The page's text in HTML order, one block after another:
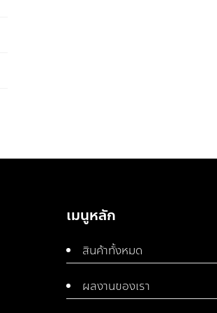
เมนูหลัก
สินค้าทั้งหมด
ผลงานของเรา